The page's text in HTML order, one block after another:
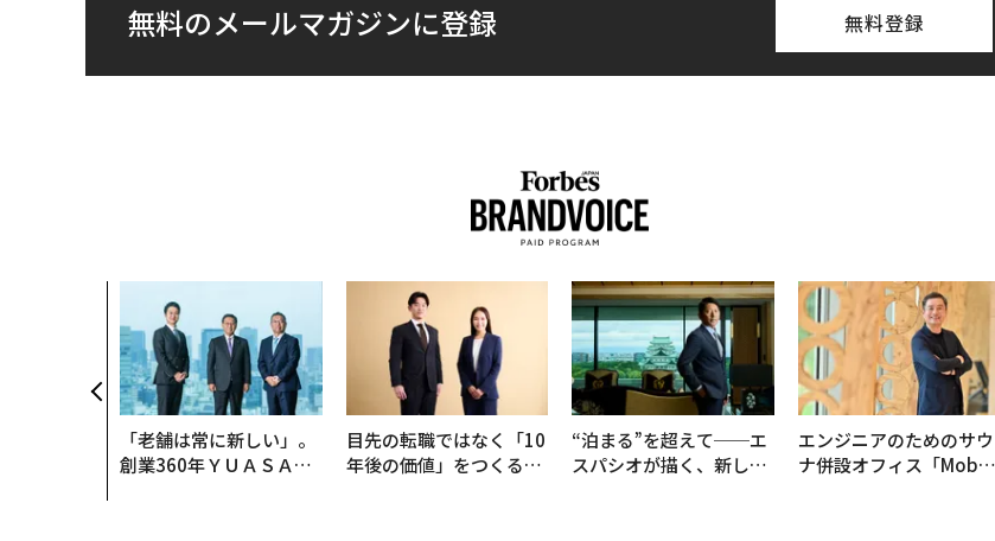
無料のメールマガジンに登録 無料登録
「老舗は常に新しい」。
創業360年ＹＵＡＳＡと
目先の転職ではなく「10
年後の価値」をつくる─
“泊まる”を超えて──エ
スパシオが描く、新しい
エンジニアのためのサウ
ナ併設オフィス「Mobiu